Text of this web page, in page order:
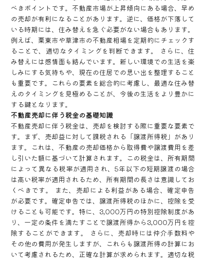
べきポイントです。不動産市場が上昇傾向にある場合、早め
の売却が有利になることがあります。逆に、価格が下落して
いる時期には、住み替えを急ぐ必要がない場合もあります。
例えば、栗東市や草津市の不動産相場を定期的にチェックす
ることで、適切なタイミングを判断できます。 さらに、住
み替えには感情面も絡んでいます。新しい環境での生活を楽
しみにする気持ちや、現在の住居での思い出を整理すること
も重要です。これらの要素を総合的に考慮し、最適な住み替
えのタイミングを見極めることが、今後の生活をより豊かに
する鍵となります。
不動産売却に伴う税金の基礎知識
不動産売却に伴う税金は、売却を検討する際に重要な要素で
す。まず、売却益に対して課税される「譲渡所得税」があり
ます。これは、不動産の売却価格から取得費や譲渡費用を差
し引いた額に基づいて計算されます。この税金は、所有期間
によって異なる税率が適用され、5年以下の短期譲渡の場合
は高い税率が適用されるため、所有期間の長さは意識してお
くべきです。 また、売却による利益がある場合、確定申告
が必要です。確定申告では、譲渡所得税のほかに、控除を受
けることも可能です。特に、3,000万円の特別控除制度があ
り、一定の条件を満たすことで譲渡所得から3,000万円を控
除することができます。 さらに、売却時には仲介手数料や
その他の費用が発生しますが、これらも譲渡所得の計算にお
いて考慮されるため、正確な計算が求められます。適切な税